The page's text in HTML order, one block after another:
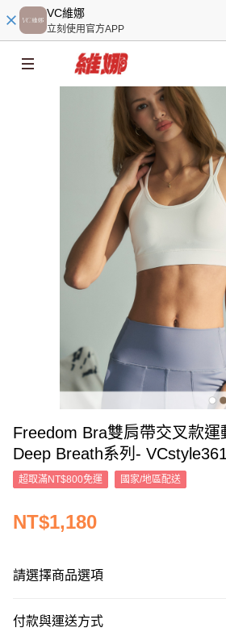
VC維娜
立刻使用官方APP
Freedom Bra雙肩帶交叉款運
Deep Breath系列-
超取滿NT$800免運 國家/地區配送
NT$1,180
請選擇商品選項
付款與運送方式